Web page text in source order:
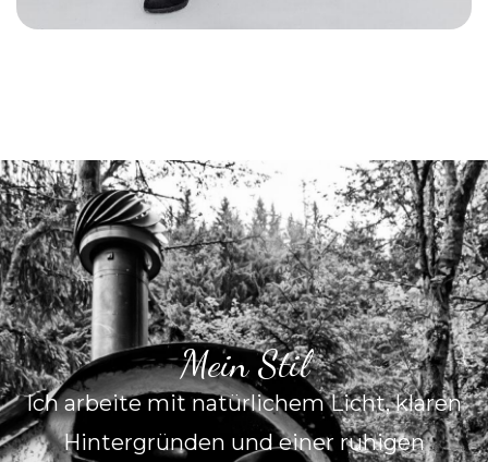
Mein Stil
Ich arbeite mit natürlichem Licht, klaren
Hintergründen und einer ruhigen